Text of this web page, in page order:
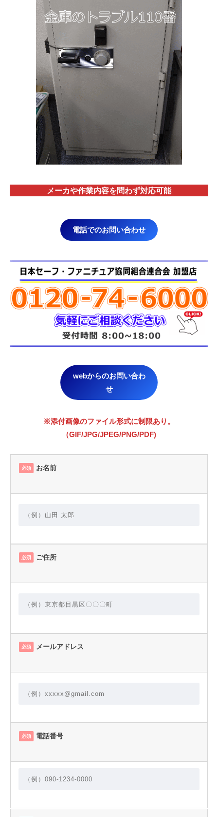
メーカや作業内容を問わず対応可能
電話でのお問い合わせ
webからのお問い合わ
せ
※添付画像のファイル形式に制限あり。
（GIF/JPG/JPEG/PNG/PDF)
必須 お名前
必須 ご住所
必須 メールアドレス
必須 電話番号